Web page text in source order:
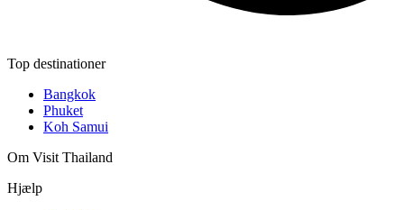
Top destinationer
Bangkok
Phuket
Koh Samui
Om Visit Thailand
Hjælp